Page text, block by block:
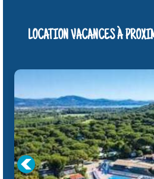
LOCATION VACANCES À